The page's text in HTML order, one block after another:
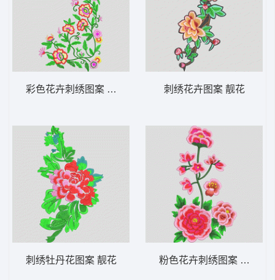
彩色花卉刺绣图案 靓花
刺绣牡丹花图案 靓花
刺绣花卉图案 靓花
粉色花卉刺绣图案 靓花